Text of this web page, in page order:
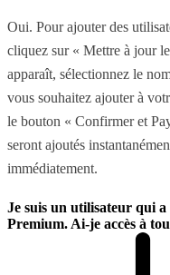
Oui. Pour ajouter des
cliquez sur « Mettre à jour
apparaît, sélectionnez le
vous souhaitez ajouter à
le bouton « Confirmer et
seront ajoutés
immédiatement.
Je suis un utilisateur qui a
Premium. Ai-je accès à